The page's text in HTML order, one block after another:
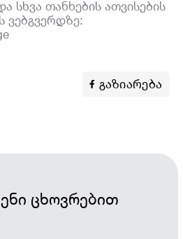
სხვა თანხების ათვისების
ვებგვერდზე:
გაზიარება
ცხოვრებით